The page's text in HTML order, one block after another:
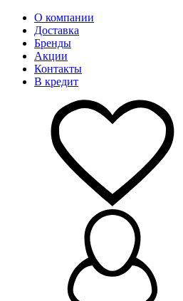
О компании
Доставка
Бренды
Акции
Контакты
В кредит